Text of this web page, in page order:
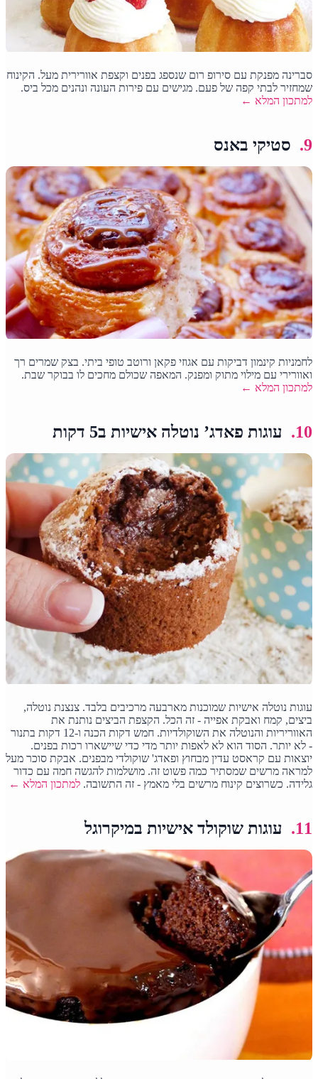
סברינה מפנקת עם סירופ רום שנספג בפנים וקצפת אוורירית מעל. הקינוח
שמחזיר לבתי קפה של פעם. מגישים עם פירות העונה ונהנים מכל ביס.
למתכון המלא ←
9. סטיקי באנס
לחמניות קינמון דביקות עם אגוזי פקאן ורוטב טופי ביתי. בצק שמרים רך
ואוורירי עם מילוי מתוק ומפנק. המאפה שכולם מחכים לו בבוקר שבת.
למתכון המלא ←
10. עוגות פאדג’ נוטלה אישיות ב5 דקות
עוגות נוטלה אישיות שמוכנות מארבעה מרכיבים בלבד. צנצנת נוטלה,
ביצים, קמח ואבקת אפייה - זה הכל. הקצפת הביצים נותנת את
האווריריות והנוטלה את השוקולדיות. חמש דקות הכנה ו-12 דקות בתנור
- לא יותר. הסוד הוא לא לאפות יותר מדי כדי שיישארו רכות בפנים.
יוצאות עם קראסט עדין מבחוץ ופאדג' שוקולדי מבפנים. אבקת סוכר מעל
למראה מרשים שמסתיר כמה פשוט זה. מושלמות להגשה חמה עם כדור
גלידה. כשרוצים קינוח מרשים בלי מאמץ - זה התשובה.למתכון המלא ←
11. עוגות שוקולד אישיות במיקרוגל